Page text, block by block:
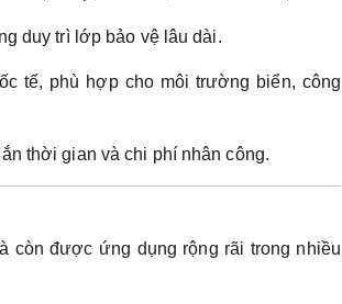
duy trì lớp bảo vệ lâu dài.
tế, phù hợp cho môi trường biển, công
thời gian và chi phí nhân công.
còn được ứng dụng rộng rãi trong nhiều